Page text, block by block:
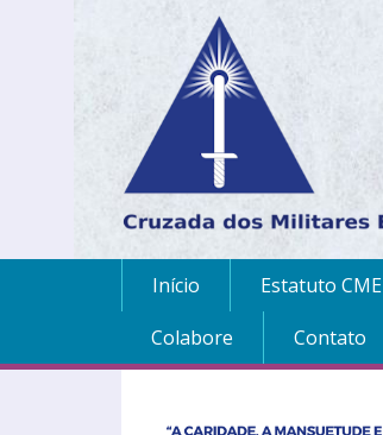
Início Estatuto CME
Colabore
Contato